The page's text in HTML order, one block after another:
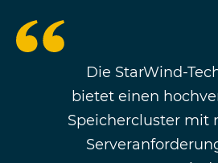
Die StarWind-
bietet einen
Speichercluster mit